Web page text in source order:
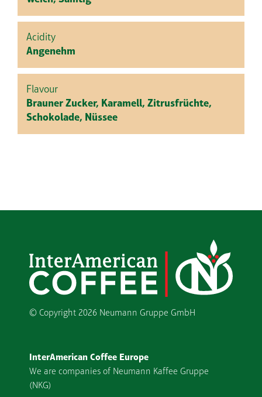
Acidity
Angenehm
Flavour
Brauner Zucker, Karamell, Zitrusfrüchte,
Schokolade, Nüssee
InterAmerican Coffee Europe
We are companies of Neumann Kaffee Gruppe
(NKG)
© Copyright 2026 Neumann Gruppe GmbH